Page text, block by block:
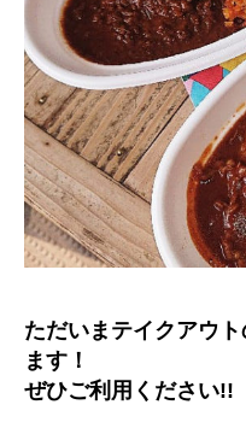
ただいまテイクアウ
ます！
ぜひご利用ください!!